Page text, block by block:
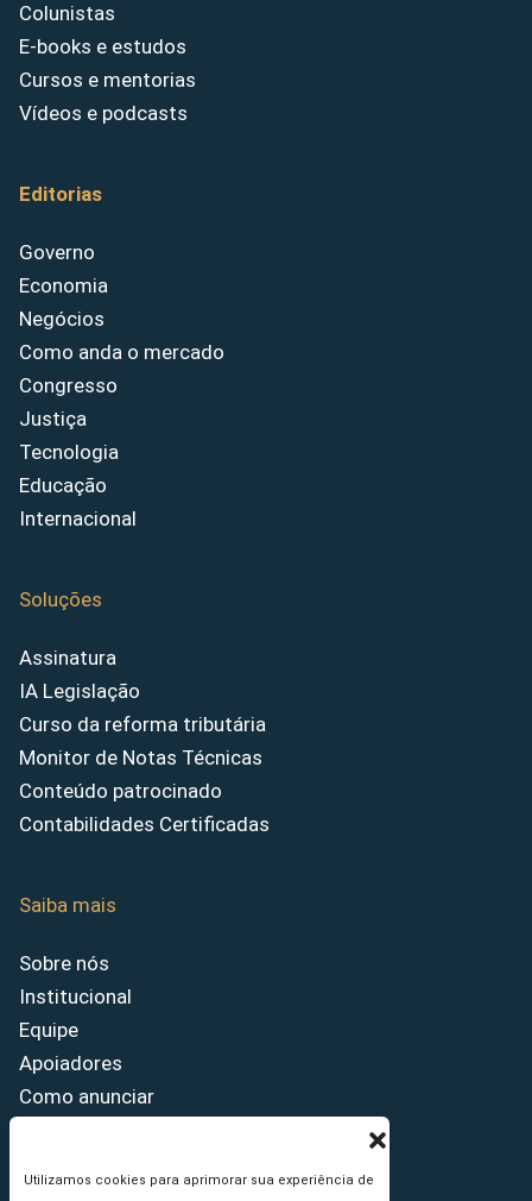
Utilizamos cookies para aprimorar sua experiência de
Colunistas
E-books e estudos
Cursos e mentorias
Vídeos e podcasts
Editorias
Governo
Economia
Negócios
Como anda o mercado
Congresso
Justiça
Tecnologia
Educação
Internacional
Soluções
Assinatura
IA Legislação
Curso da reforma tributária
Monitor de Notas Técnicas
Conteúdo patrocinado
Contabilidades Certificadas
Saiba mais
Sobre nós
Institucional
Equipe
Apoiadores
Como anunciar